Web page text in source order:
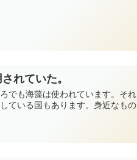
れていた。
でも海藻は使われています。それ
ている国もあります。身近なもの